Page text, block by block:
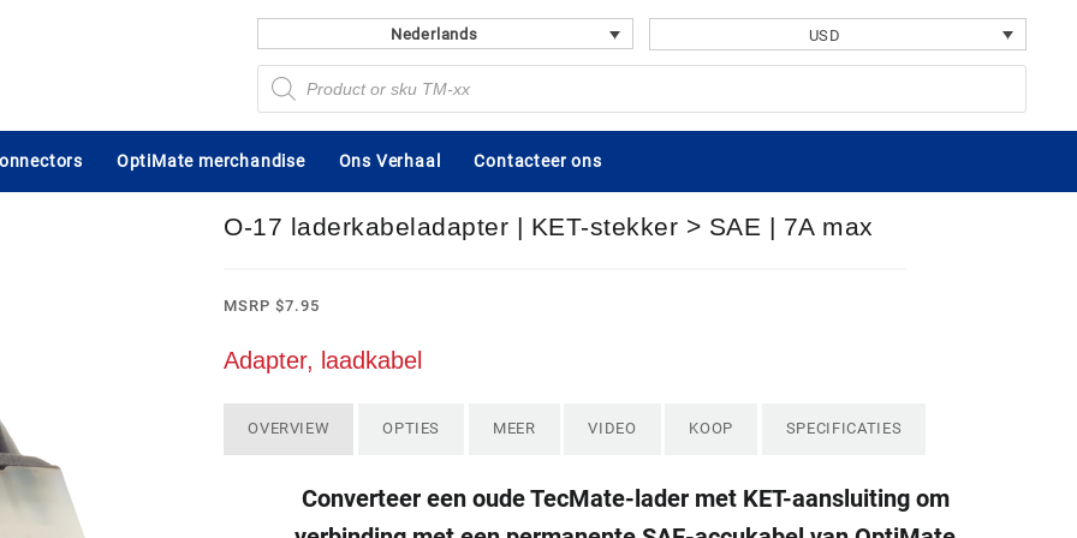
Nederlands USD
Producten
zoeken
OptiMate merchandise Ons Verhaal Contacteer ons
O-17 laderkabeladapter | KET-stekker > SAE | 7A max
MSRP$7.95
Adapter, laadkabel
OVERVIEW OPTIES MEER VIDEO KOOP SPECIFICATIES
Converteer een oude TecMate-lader met KET-aansluiting om